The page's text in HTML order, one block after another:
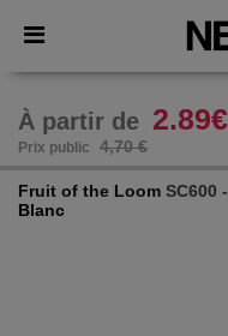
× Appli Needen
Meilleurs prix sur
À partir de 2.89€
Prix public 4,70 €
Fruit of the Loom SC600
Blanc